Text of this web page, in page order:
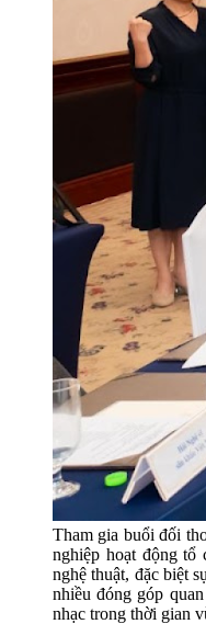
Tham gia buổi đối
nghiệp hoạt động tổ
nghệ thuật, đặc biệt
nhiều đóng góp
nhạc trong thời gian